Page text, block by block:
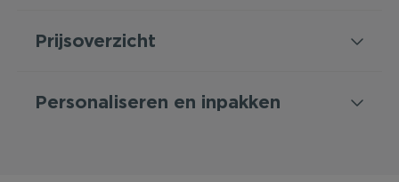
Prijsoverzicht
Personaliseren en inpakken